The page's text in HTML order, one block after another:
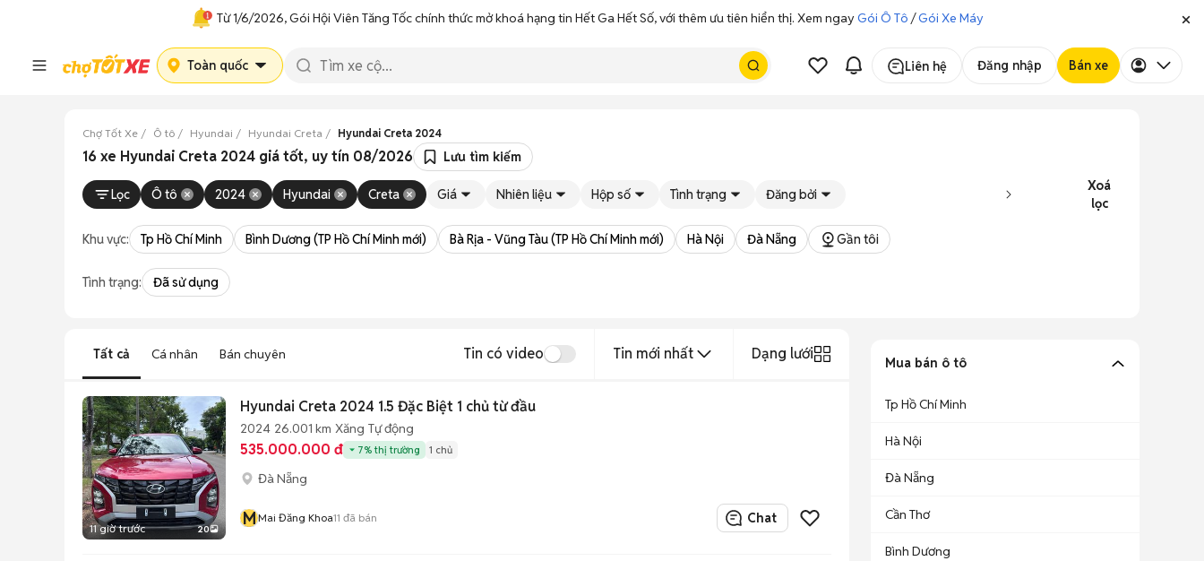
Từ 1/6/2026, Gói Hội Viên Tăng Tốc chính thức mở khoá hạng tin Hết Ga Hết Số, với thêm ưu tiên hiển thị. Xem ngayGói Ô Tô /Gói Xe Máy
Toàn quốc Liên hệ Đăng nhập Bán xe
Chợ Tốt Xe Ô tô Hyundai Hyundai Creta Hyundai Creta 2024
16 xe Hyundai Creta 2024 giá tốt, uy tín 08/2026 Lưu tìm kiếm
Lọc Ô tô 2024 Hyundai Creta Giá Nhiên liệu Hộp số Tình trạng Đăng bởi
Xoá
lọc
Khu vực: Tp Hồ Chí Minh Bình Dương (TP Hồ Chí Minh mới) Bà Rịa - Vũng Tàu (TP Hồ Chí Minh mới) Hà Nội Đà Nẵng Gần tôi
Tình trạng: Đã sử dụng
Tất cả Cá nhân Bán chuyên Tin có video Tin mới nhất Dạng lưới
11 giờ trước 20
Hyundai Creta 2024 1.5 Đặc Biệt 1 chủ từ đầu
2024 26.001 km Xăng Tự động
535.000.000 đ 7% thị trường 1 chủ
Đà Nẵng
MMai Đăng Khoa11 đã bán Chat
Mua bán ô tô
Tp Hồ Chí Minh
Hà Nội
Đà Nẵng
Cần Thơ
Bình Dương